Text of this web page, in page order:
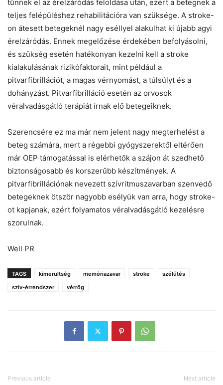
tűnnek el az érelzáródás feloldása után, ezért a betegnek a
teljes felépüléshez rehabilitációra van szüksége. A stroke-
on átesett betegeknél nagy eséllyel alakulhat ki újabb agyi
érelzáródás. Ennek megelőzése érdekében befolyásolni,
és szükség esetén hatékonyan kezelni kell a stroke
kialakulásának rizikófaktorait, mint például a
pitvarfibrillációt, a magas vérnyomást, a túlsúlyt és a
dohányzást. Pitvarfibrilláció esetén az orvosok
véralvadásgátló terápiát írnak elő betegeiknek.
Szerencsére ez ma már nem jelent nagy megterhelést a
beteg számára, mert a régebbi gyógyszerektől eltérően
már OEP támogatással is elérhetők a szájon át szedhető
biztonságosabb és korszerűbb készítmények. A
pitvarfibrillációnak nevezett szívritmuszavarban szenvedő
betegeknek ötször nagyobb esélyük van arra, hogy stroke-
ot kapjanak, ezért folyamatos véralvadásgátló kezelésre
szorulnak.
Well PR
TAGS kimerültség memóriazavar stroke
szélütés
szív-érrendszer
vérrög
Previous article Next article